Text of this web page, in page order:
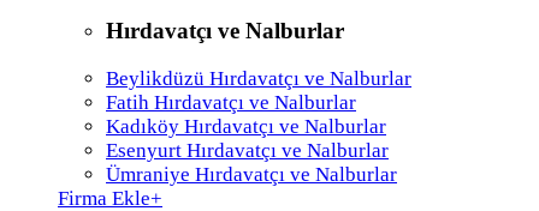
Hırdavatçı ve Nalburlar
Beylikdüzü Hırdavatçı ve Nalburlar
Fatih Hırdavatçı ve Nalburlar
Kadıköy Hırdavatçı ve Nalburlar
Esenyurt Hırdavatçı ve Nalburlar
Ümraniye Hırdavatçı ve Nalburlar
Firma Ekle+